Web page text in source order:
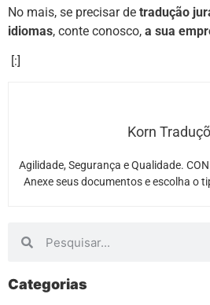
No mais, se precisar de tradução
idiomas, conte conosco, a sua
[:]
Korn
Agilidade, Segurança e Qualidade.
Anexe seus documentos e escolha o
Categorias